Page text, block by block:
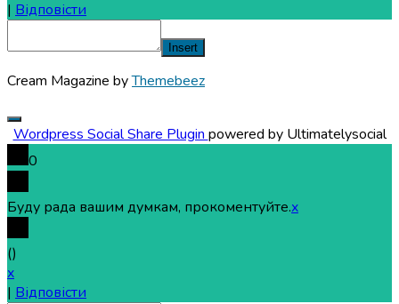
| Відповісти
Insert
Cream Magazine byThemebeez
Wordpress Social Share Plugin powered by Ultimatelysocial
0
Буду рада вашим думкам, прокоментуйте.x
()
x
| Відповісти